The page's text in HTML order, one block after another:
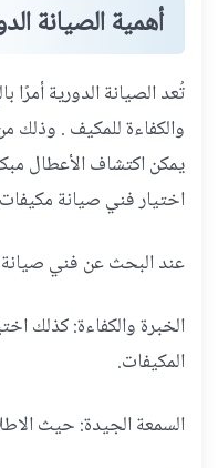
أهمية الصيانة
تُعد الصيانة الدورية أمرًا
والكفاءة للمكيف .
يمكن اكتشاف الأعطال
اختيار فني صيانة
عند البحث عن فني
الخبرة والكفاءة: كذلك
المكيفات.
السمعة الجيدة: حيث